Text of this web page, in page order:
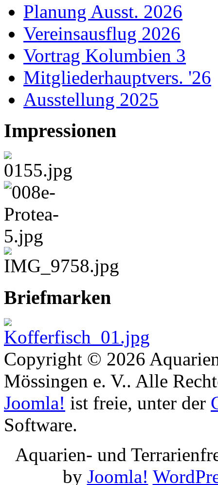
Planung Ausst. 2026
Vereinsausflug 2026
Vortrag Kolumbien 3
Mitgliederhauptvers. '26
Ausstellung 2025
Impressionen
Briefmarken
Copyright © 2026
Mössingen e. V.. Alle
Joomla! ist freie, unter der
Software.
Aquarien- und
by Joomla!